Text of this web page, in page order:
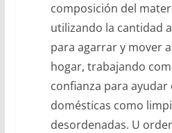
composición del
utilizando la cantidad
para agarrar y mover
hogar, trabajando
confianza para ayudar
domésticas como
desordenadas. U